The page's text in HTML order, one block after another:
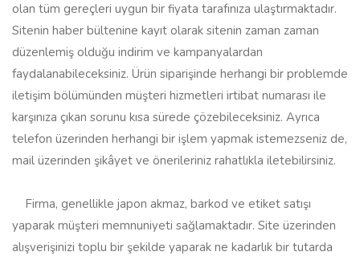
olan tüm gereçleri uygun bir fiyata tarafınıza ulaştırmaktadır.
Sitenin haber bültenine kayıt olarak sitenin zaman zaman
düzenlemiş olduğu indirim ve kampanyalardan
faydalanabileceksiniz. Ürün siparişinde herhangi bir problemde
iletişim bölümünden müşteri hizmetleri irtibat numarası ile
karşınıza çıkan sorunu kısa sürede çözebileceksiniz. Ayrıca
telefon üzerinden herhangi bir işlem yapmak istemezseniz de,
mail üzerinden şikâyet ve önerileriniz rahatlıkla iletebilirsiniz.
Firma, genellikle japon akmaz, barkod ve etiket satışı
yaparak müşteri memnuniyeti sağlamaktadır. Site üzerinden
alışverişinizi toplu bir şekilde yaparak ne kadarlık bir tutarda